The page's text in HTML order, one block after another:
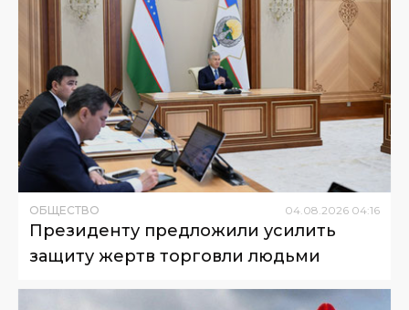
ОБЩЕСТВО 04 08 2026 04:16
Президенту предложили усилить
защиту жертв торговли людьми